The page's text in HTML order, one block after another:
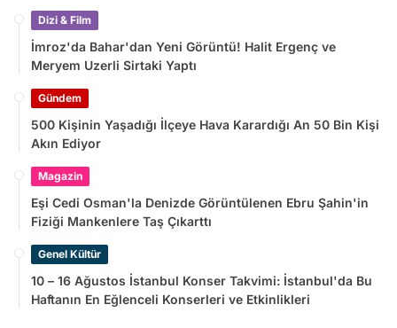
Dizi & Film
İmroz'da Bahar'dan Yeni Görüntü! Halit Ergenç ve
Meryem Uzerli Sirtaki Yaptı
Gündem
500 Kişinin Yaşadığı İlçeye Hava Karardığı An 50 Bin Kişi
Akın Ediyor
Magazin
Eşi Cedi Osman'la Denizde Görüntülenen Ebru Şahin'in
Fiziği Mankenlere Taş Çıkarttı
Genel Kültür
10 – 16 Ağustos İstanbul Konser Takvimi: İstanbul'da Bu
Haftanın En Eğlenceli Konserleri ve Etkinlikleri